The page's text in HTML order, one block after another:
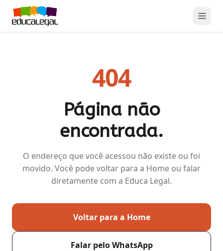
404
Página não
encontrada.
O endereço que você acessou não existe ou foi
movido. Você pode voltar para a Home ou falar
diretamente com a Educa Legal.
Voltar para a Home
Falar pelo WhatsApp